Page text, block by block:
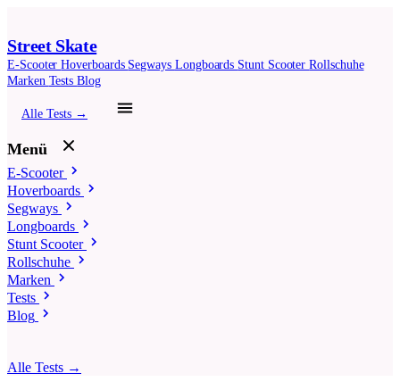
Street Skate
E-ScooterHoverboards Segways Longboards Stunt ScooterRollschuhe
Marken TestsBlog
Alle Tests →
Menü
E-Scooter
Hoverboards
Segways
Longboards
Stunt Scooter
Rollschuhe
Marken
Tests
Blog
Alle Tests →